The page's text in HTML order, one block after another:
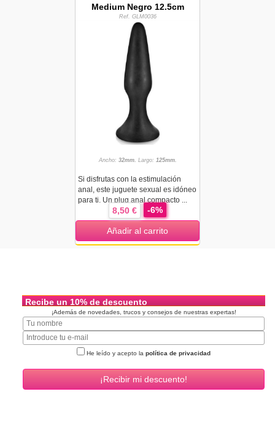
Medium Negro 12.5cm
Ref. GLM0036
Ancho: 32mm. Largo: 125mm.
Si disfrutas con la estimulación
anal, este juguete sexual es idóneo
para ti. Un plug anal compacto ...
8,50 € -6%
Añadir al carrito
Recibe un 10% de descuento
¡Además de novedades, trucos y consejos de nuestras expertas!
He leído y acepto la política de privacidad